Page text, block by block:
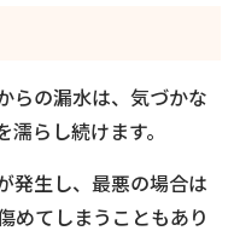
らの漏水は、気づかな
らし続けます。
発生し、最悪の場合は
めてしまうこともあり